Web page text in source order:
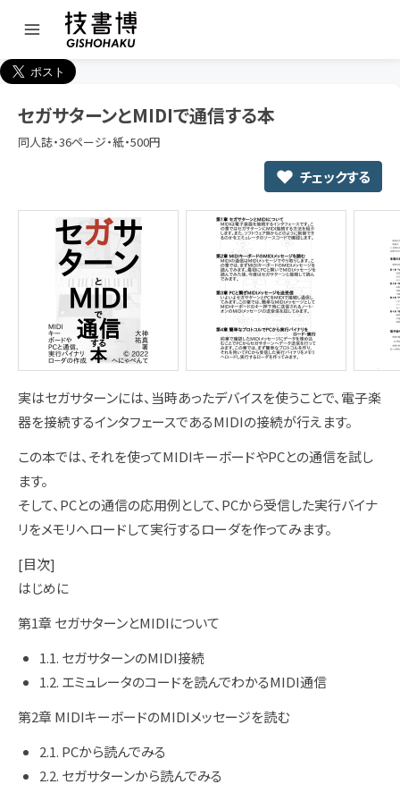
セガサターンとMIDIで通信する本
同人誌・36ページ・紙・500円
チェックする
実はセガサターンには、当時あったデバイスを使うことで、電子楽
器を接続するインタフェースであるMIDIの接続が行えます。
この本では、それを使ってMIDIキーボードやPCとの通信を試し
ます。
そして、PCとの通信の応用例として、PCから受信した実行バイナ
リをメモリへロードして実行するローダを作ってみます。
[目次]
はじめに
第1章 セガサターンとMIDIについて
1.1. セガサターンのMIDI接続
1.2. エミュレータのコードを読んでわかるMIDI通信
第2章 MIDIキーボードのMIDIメッセージを読む
2.1. PCから読んでみる
2.2. セガサターンから読んでみる